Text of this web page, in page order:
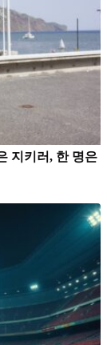
지키러, 한 명은